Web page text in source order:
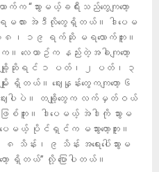
က်က “သွားမယ့်ခရီးသည်တွေကျတော့
လား အဲဒီလိုတွေရှိတယ်။ ဒါပေမ
၁၉ ရက်ဆို မရလောက်ဘူး။
လေယာဥ်က နည်းတဲ့အခါကျတော့
ချို့ဆိုရင် ၁ ပတ်၊ ၂ ပတ်၊ ၃
ျိုး ရှိတယ်။ ဈေးနှုန်းတွေကကျတော့ ၆
းပါပဲ။ တချို့တွေက လက်မှတ်ဝယ်
မသွားဖြစ်ဘူး။ ဒါပေမယ့် အဲဒါကို သွားမ
ေမယ့် ပိုင်ရှင်က မသွားတော့ဘူး။
န်း၊ ၉ သိန်း အရေးပေါ်သွားမ
ော့ ရှိတယ်” လို့ ပြောပါတယ်။